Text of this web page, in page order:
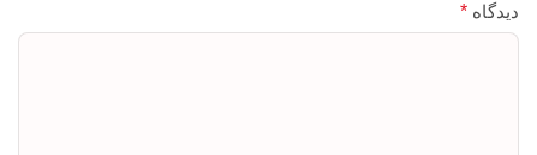
دیدگاه *